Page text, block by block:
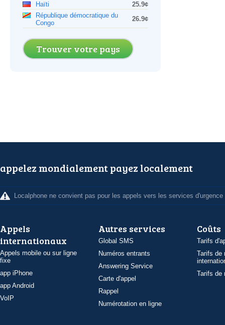
Haïti
25.9¢
République démocratique du
Congo
26.9¢
Trouver votre pays
appelez mondialement payez localement
Localphone ne convient pas pour les appels vers les services d'urgence
Appels
internationaux
Appels mobile ou sur ligne
fixe
app iPhone
app Android
VoIP
Autres services
Global SMS
Numéros entrants
Answering Service
Carte d'appel
Rappel
Numérotation en ligne
Coûts
Tarifs
Tarifs de
Tarifs de